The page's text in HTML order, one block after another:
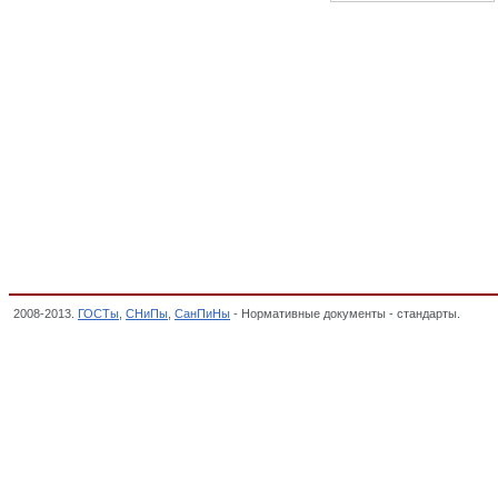
2008-2013. ГОСТы СНиПы СанПиНы - Нормативные документы - стандарты.